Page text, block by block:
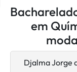
em
Djalma Jorge